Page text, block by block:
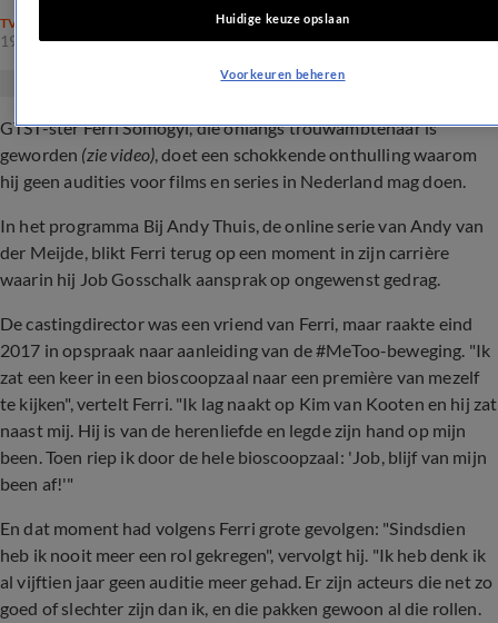
TV
19 mrt 2024, 13:03
GTST-ster Ferri Somogyi, die onlangs trouwambtenaar is
geworden (zie video), doet een schokkende onthulling waarom
hij geen audities voor films en series in Nederland mag doen.
In het programma Bij Andy Thuis, de online serie van Andy van
der Meijde, blikt Ferri terug op een moment in zijn carrière
waarin hij Job Gosschalk aansprak op ongewenst gedrag.
De castingdirector was een vriend van Ferri, maar raakte eind
2017 in opspraak naar aanleiding van de #MeToo-beweging. "Ik
zat een keer in een bioscoopzaal naar een première van mezelf
te kijken", vertelt Ferri. "Ik lag naakt op Kim van Kooten en hij zat
naast mij. Hij is van de herenliefde en legde zijn hand op mijn
been. Toen riep ik door de hele bioscoopzaal: 'Job, blijf van mijn
been af!'"
En dat moment had volgens Ferri grote gevolgen: "Sindsdien
heb ik nooit meer een rol gekregen", vervolgt hij. "Ik heb denk ik
al vijftien jaar geen auditie meer gehad. Er zijn acteurs die net zo
goed of slechter zijn dan ik, en die pakken gewoon al die rollen.
Huidige keuze opslaan
Voorkeuren beheren